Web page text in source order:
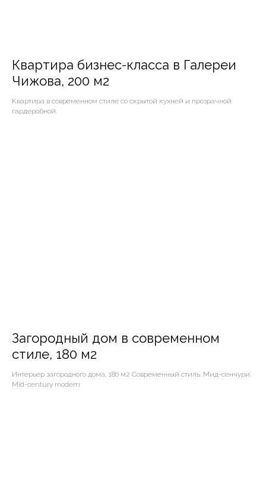
Квартира бизнес-класса в Галереи
Чижова, 200 м2
Квартира в современном стиле со скрытой кухней и прозрачной
гардеробной.
Загородный дом в современном
стиле, 180 м2
Интерьер загородного дома, 180 м2 Современный стиль. Мид-сенчури.
Mid-century modern